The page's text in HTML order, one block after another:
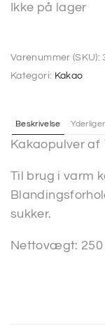
Ikke på lager
Varenummer (SKU):
Kategori: Kakao
Beskrivelse
Kakaopulver af
Til brug i varm
sukker.
Nettovægt: 250